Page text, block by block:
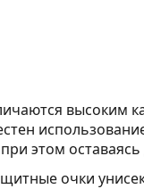
высоким
этом
очки